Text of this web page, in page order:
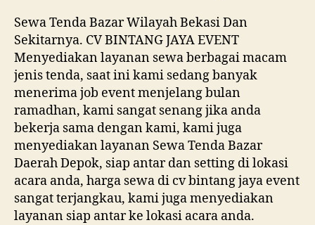
Sewa Tenda Bazar Wilayah Bekasi Dan
Sekitarnya. CV BINTANG JAYA EVENT
Menyediakan layanan sewa berbagai macam
jenis tenda, saat ini kami sedang banyak
menerima job event menjelang bulan
ramadhan, kami sangat senang jika anda
bekerja sama dengan kami, kami juga
menyediakan layanan Sewa Tenda Bazar
Daerah Depok, siap antar dan setting di lokasi
acara anda, harga sewa di cv bintang jaya event
sangat terjangkau, kami juga menyediakan
layanan siap antar ke lokasi acara anda.